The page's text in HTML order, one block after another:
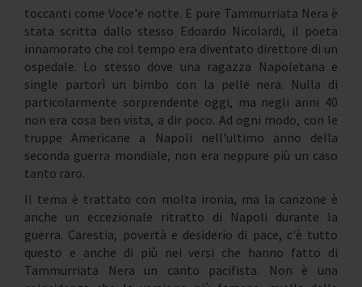
toccanti come Voce'e notte. E pure Tammurriata Nera è
stata scritta dallo stesso Edoardo Nicolardi, il poeta
innamorato che col tempo era diventato direttore di un
ospedale. Lo stesso dove una ragazza Napoletana e
single partorì un bimbo con la pelle nera. Nulla di
particolarmente sorprendente oggi, ma negli anni 40
non era cosa ben vista, a dir poco. Ad ogni modo, con le
truppe Americane a Napoli nell'ultimo anno della
seconda guerra mondiale, non era neppure più un caso
tanto raro.
Il tema è trattato con molta ironia, ma la canzone è
anche un eccezionale ritratto di Napoli durante la
guerra. Carestia, povertà e desiderio di pace, c'è tutto
questo e anche di più nei versi che hanno fatto di
Tammurriata Nera un canto pacifista. Non è una